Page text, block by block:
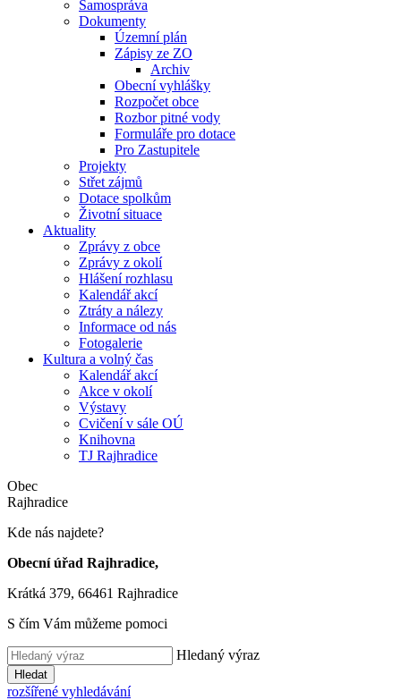
Samospráva
Dokumenty
Územní plán
Zápisy ze ZO
Archiv
Obecní vyhlášky
Rozpočet obce
Rozbor pitné vody
Formuláře pro dotace
Pro Zastupitele
Projekty
Střet zájmů
Dotace spolkům
Životní situace
Aktuality
Zprávy z obce
Zprávy z okolí
Hlášení rozhlasu
Kalendář akcí
Ztráty a nálezy
Informace od nás
Fotogalerie
Kultura a volný čas
Kalendář akcí
Akce v okolí
Výstavy
Cvičení v sále OÚ
Knihovna
TJ Rajhradice
Obec
Rajhradice
Kde nás najdete?
Obecní úřad Rajhradice,
Krátká 379, 66461 Rajhradice
S čím Vám můžeme pomoci
Hledaný výraz
Hledat
rozšířené vyhledávání